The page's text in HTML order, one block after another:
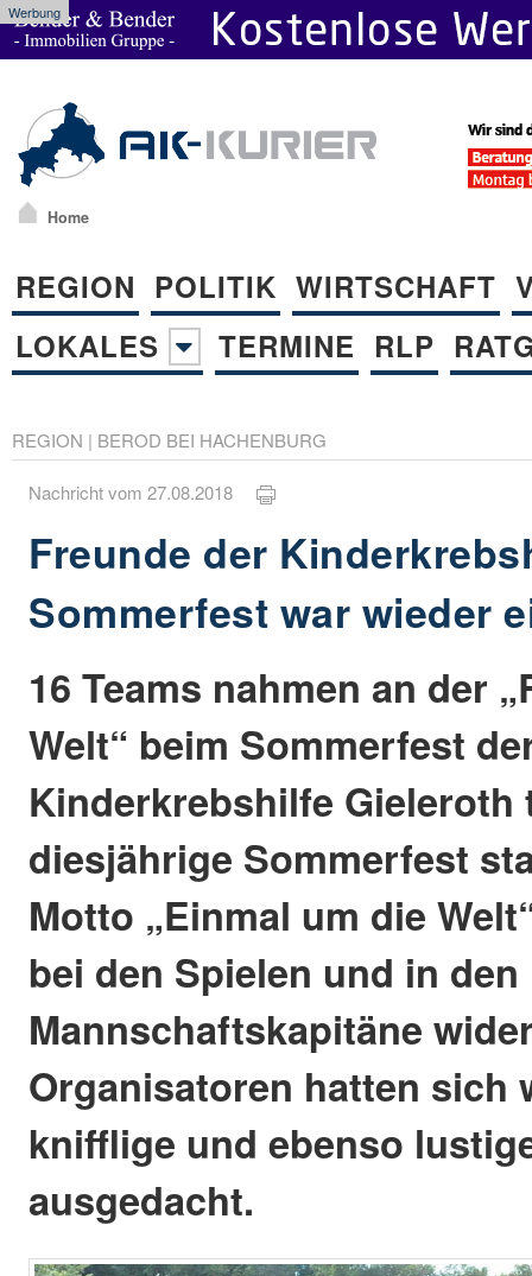
Werbung
Home
REGION POLITIK WIRTSCHAFT
LOKALES
TERMINE RLP
REGION | BEROD BEI HACHENBURG
Nachricht vom 27.08.2018
Freunde der
Sommerfest war wieder
16 Teams nahmen an der
Welt“ beim Sommerfest
Kinderkrebshilfe Gieleroth
diesjährige Sommerfest
Motto „Einmal um die
bei den Spielen und in
Mannschaftskapitäne
Organisatoren hatten sich
knifflige und ebenso
ausgedacht.